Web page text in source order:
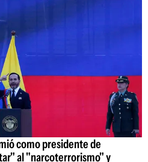
como presidente de
al "narcoterrorismo" y